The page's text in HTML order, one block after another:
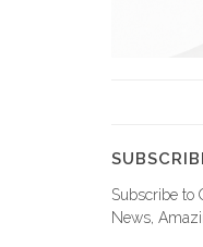
Subscribe to
News,